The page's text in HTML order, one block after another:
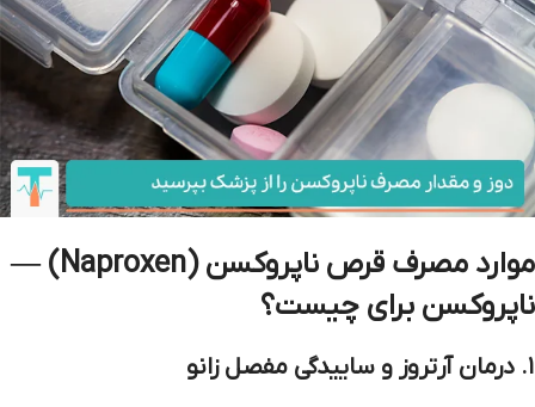
موارد مصرف قرص ناپروکسن (Naproxen) —
ناپروکسن برای چیست؟